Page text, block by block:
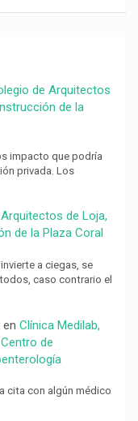
de Arquitectos
de la
impacto que podría
privada. Los
de Loja,
de la Plaza Coral
a ciegas, se
caso contrario el
en Clínica Medilab,
de
cita con algún médico